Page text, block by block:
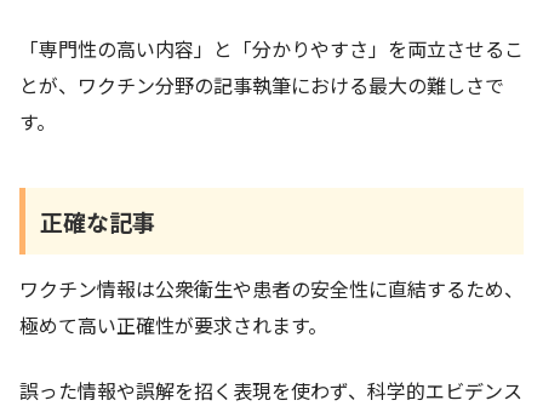
「専門性の高い内容」と「分かりやすさ」を両立させるこ
とが、ワクチン分野の記事執筆における最大の難しさで
す。
正確な記事
ワクチン情報は公衆衛生や患者の安全性に直結するため、
極めて高い正確性が要求されます。
誤った情報や誤解を招く表現を使わず、科学的エビデンス